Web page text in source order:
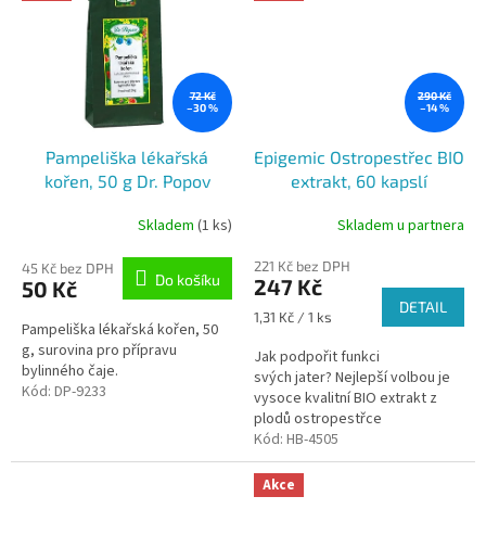
72 Kč
–30 %
Pampeliška lékařská
kořen, 50 g Dr. Popov
Skladem (1 ks)
45 Kč bez DPH
50 Kč Do košíku
Pampeliška lékařská kořen, 50
g, surovina pro přípravu
bylinného čaje.
Kód: DP-9233
290 Kč
–14 %
Epigemic Ostropestřec BIO
extrakt, 60 kapslí
Skladem u partnera
221 Kč bez DPH
247 Kč
Měrná
1,31 Kč / 1 ks
DETAIL
Jak podpořit funkci
svých jater? Nejlepší volbou je
vysoce kvalitní BIO extrakt z
plodů ostropestřce
mariánského, který má zároveň
pozitivní vliv na normální trávení
a hladinu...
Kód: HB-4505
Akce